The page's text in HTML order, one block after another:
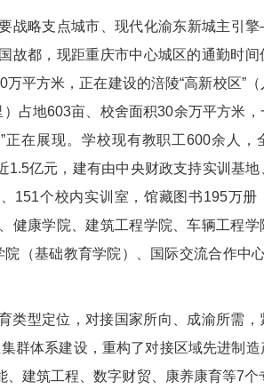
战略支点城市、现代化渝东新城主引
故都，现距重庆市中心城区的通勤时间
平方米，正在建设的涪陵“高新校区”
占地603亩、校舍面积30余万平方米
在展现。学校现有教职工600余人，
亿元，建有由中央财政支持实训基地
151个校内实训室，馆藏图书195万册
健康学院、建筑工程学院、车辆工程学
（基础教育学院）、国际交流合作中
类型定位，对接国家所向、成渝所需，
群体系建设，重构了对接区域先进制
建筑工程、数字财贸、康养康育等7个